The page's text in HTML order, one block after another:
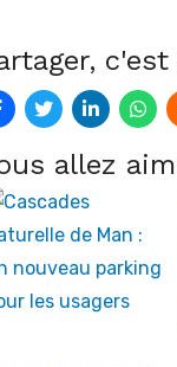
allez